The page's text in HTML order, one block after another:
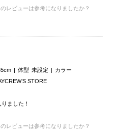
のレビューは参考になりましたか？
体型 未設定
カラー
STORE
ました！
のレビューは参考になりましたか？